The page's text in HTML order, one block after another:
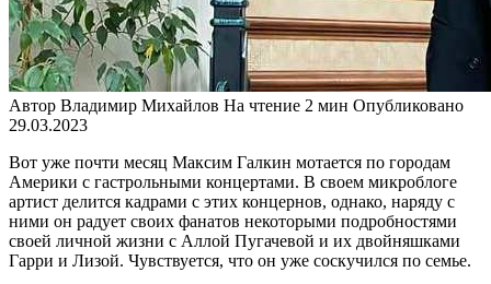
Автор Владимир Михайлов На чтение 2 мин Опубликовано
29.03.2023
Вот уже почти месяц Максим Галкин мотается по городам
Америки с гастрольными концертами. В своем микроблоге
артист делится кадрами с этих концернов, однако, наряду с
ними он радует своих фанатов некоторыми подробностями
своей личной жизни с Аллой Пугачевой и их двойняшками
Гарри и Лизой. Чувствуется, что он уже соскучился по семье.